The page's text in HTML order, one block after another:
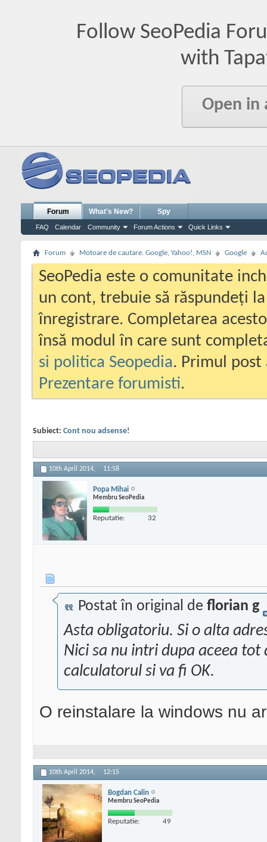
Follow SeoPedia
with
Open in
Forum
FAQ Calendar Community Forum Actions Quick Links
What's New? Spy
Forum Motoare de cautare. Google, Yahoo!, MSN Google
SeoPedia este o comunitate
un cont, trebuie să răspundeți
înregistrare. Completarea
însă modul în care sunt
si politica Seopedia. Primul
Prezentare forumisti.
Subiect: Cont nou adsense!
10th April 2014, 11:58
Popa Mihai
Membru SeoPedia
Reputatie: 32
Postat în original de florian g
Asta obligatoriu. Si o alta
Nici sa nu intri dupa aceea tot
calculatorul si va fi OK.
O reinstalare la windows nu
10th April 2014, 12:15
Bogdan Calin
Membru SeoPedia
Reputatie: 49